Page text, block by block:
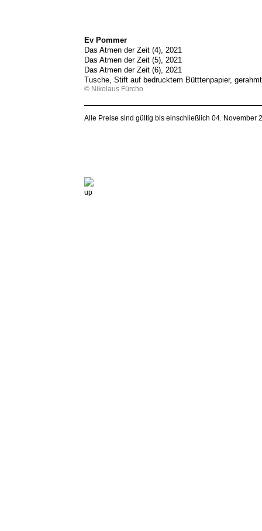
Ev Pommer
Das Atmen der Zeit (4), 2021
Das Atmen der Zeit (5), 2021
Das Atmen der Zeit (6), 2021
Tusche, Stift auf bedrucktem Bütttenpapier,
© Nikolaus Fürcho
Alle Preise sind gültig bis einschließlich 04. November